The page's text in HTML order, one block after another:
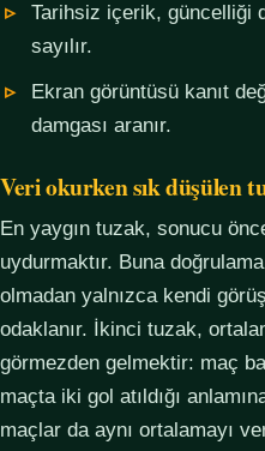
Tarihsiz içerik, güncelliği
sayılır.
Ekran görüntüsü kanıt
damgası aranır.
Veri okurken sık düşülen
En yaygın tuzak, sonucu
uydurmaktır. Buna
olmadan yalnızca kendi
odaklanır. İkinci tuzak,
görmezden gelmektir: maç
maçta iki gol atıldığı
maçlar da aynı ortalamayı